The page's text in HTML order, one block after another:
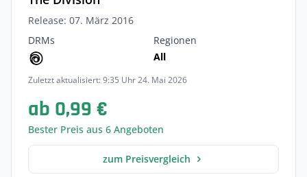
Release: 07. März 2016
DRMs
Regionen
All
Zuletzt aktualisiert: 9:35 Uhr 24. Mai 2026
ab 0,99 €
Bester Preis aus 6 Angeboten
zum Preisvergleich